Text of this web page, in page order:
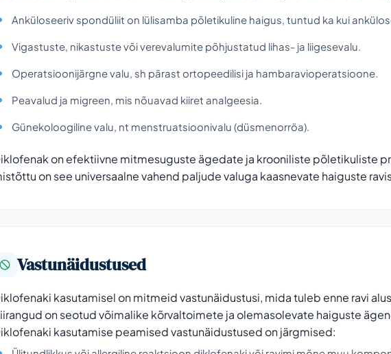
Anküloseeriv spondüliit on lülisamba põletikuline haigus, tuntud ka kui
Vigastuste, nikastuste või verevalumite põhjustatud lihas- ja liigesevalu.
Operatsioonijärgne valu, sh pärast ortopeedilisi ja hambaravioperatsioone.
Peavalud ja migreen, mis nõuavad kiiret analgeesia.
Günekoloogiline valu, nt menstruatsioonivalu (düsmenorröa).
on efektiivne mitmesuguste ägedate ja krooniliste põletikuliste
on see universaalne vahend paljude valuga kaasnevate haiguste
Vastunäidustused
kasutamisel on mitmeid vastunäidustusi, mida tuleb enne ravi
on seotud võimalike kõrvaltoimete ja olemasolevate haiguste
kasutamise peamised vastunäidustused on järgmised: